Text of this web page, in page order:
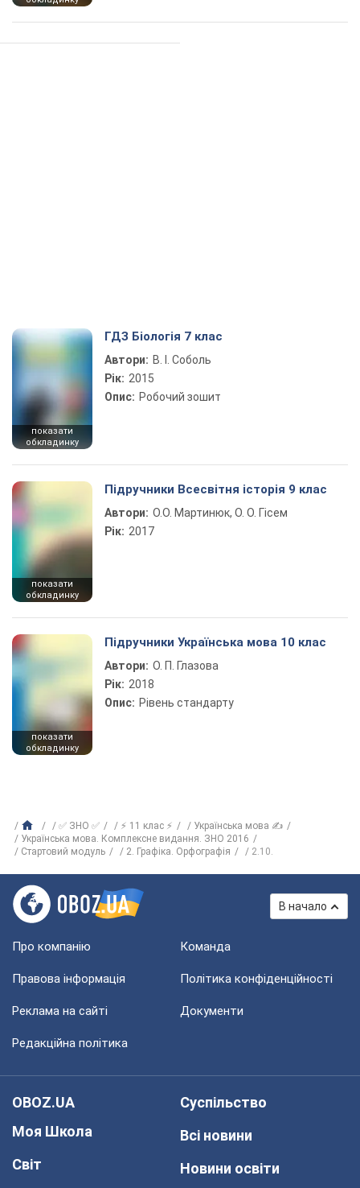
показати
обкладинку
ГДЗ Біологія 7 клас
Автори: В. І. Соболь
Рік: 2015
Опис: Робочий зошит
показати
обкладинку
Підручники Всесвітня історія 9 клас
Автори: О.О. Мартинюк, О. О. Гісем
Рік: 2017
показати
обкладинку
Підручники Українська мова 10 клас
Автори: О. П. Глазова
Рік: 2018
Опис: Рівень стандарту
✅ ЗНО ✅ ⚡ 11 клас ⚡
Українська мова ✍
Українська мова. Комплексне видання. ЗНО 2016
Стартовий модуль
2. Графіка. Орфографія 2.10.
В начало
Про компанію Команда
Правова інформація Політика конфіденційності
Реклама на сайті Документи
Редакційна політика
OBOZ.UA
Моя Школа
Світ
Суспільство
Всі новини
Новини освіти